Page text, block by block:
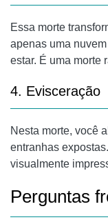
Essa morte
apenas uma
estar. É uma morte
4. Evisceração
Nesta morte, você
entranhas
visualmente
Perguntas